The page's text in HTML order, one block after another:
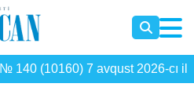
№ 140 (10160) 7 avqust 2026-cı il